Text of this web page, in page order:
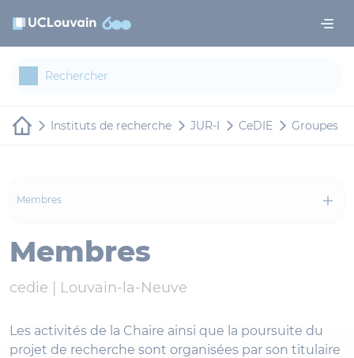
Instituts de recherche JUR-I CeDIE Groupes
Membres
Membres
cedie | Louvain-la-Neuve
Les activités de la Chaire ainsi que la poursuite du
projet de recherche sont organisées par son titulaire